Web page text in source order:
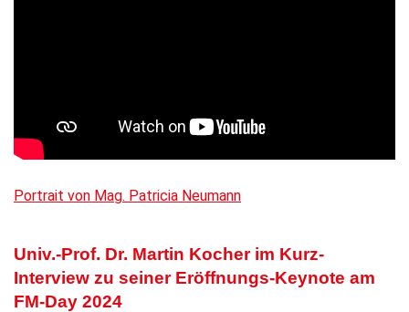
Portrait von Mag. Patricia Neumann
Univ.-Prof. Dr. Martin Kocher im Kurz-
Interview zu seiner Eröffnungs-Keynote am
FM-Day 2024